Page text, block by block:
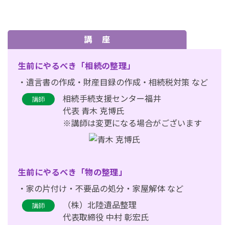
講 座
生前にやるべき「相続の整理」
・遺言書の作成・財産目録の作成・相続税対策 など
講師
相続手続支援センター福井
代表 青木 克博氏
※講師は変更になる場合がございます
生前にやるべき「物の整理」
・家の片付け・不要品の処分・家屋解体 など
講師
（株）北陸遺品整理
代表取締役 中村 彰宏氏